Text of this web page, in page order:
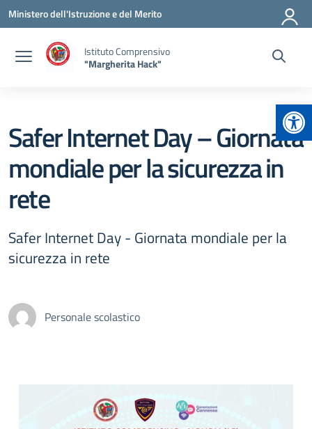
Vai ai contenuti
Vai al menu di navigazione
Vai al footer
Ministero dell'Istruzione e del Merito
Istituto Comprensivo
"Margherita Hack"
Safer Internet Day – Giornata
mondiale per la sicurezza in
rete
Safer Internet Day - Giornata mondiale per la
sicurezza in rete
Personale scolastico